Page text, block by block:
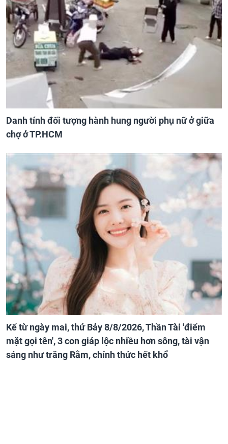
Danh tính đối tượng hành hung người phụ nữ ở giữa
chợ ở TP.HCM
Kể từ ngày mai, thứ Bảy 8/8/2026, Thần Tài 'điểm
mặt gọi tên', 3 con giáp lộc nhiều hơn sông, tài vận
sáng như trăng Rằm, chính thức hết khổ